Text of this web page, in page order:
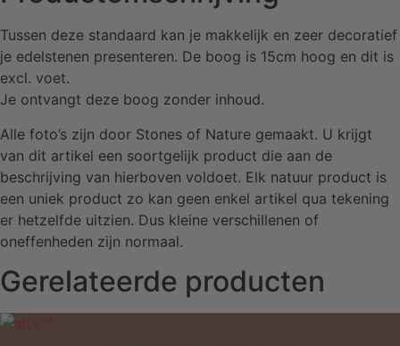
Tussen deze standaard kan je makkelijk en zeer decoratief
je edelstenen presenteren. De boog is 15cm hoog en dit is
excl. voet.
Je ontvangt deze boog zonder inhoud.
Alle foto’s zijn door Stones of Nature gemaakt. U krijgt
van dit artikel een soortgelijk product die aan de
beschrijving van hierboven voldoet. Elk natuur product is
een uniek product zo kan geen enkel artikel qua tekening
er hetzelfde uitzien. Dus kleine verschillenen of
oneffenheden zijn normaal.
Gerelateerde producten